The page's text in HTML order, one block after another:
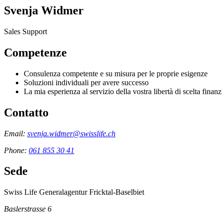
Svenja Widmer
Sales Support
Competenze
Consulenza competente e su misura per le proprie esigenze
Soluzioni individuali per avere successo
La mia esperienza al servizio della vostra libertà di scelta
Contatto
Email: svenja.widmer@swisslife.ch
Phone: 061 855 30 41
Sede
Swiss Life Generalagentur Fricktal-Baselbiet
Baslerstrasse 6